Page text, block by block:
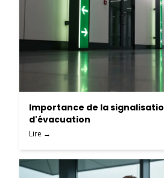
Importance de la
d'évacuation
Lire →